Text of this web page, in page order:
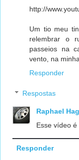
http://
Um tio meu
relembrar o
passeios na
vento, na
Responder
Respostas
Raphael
Esse vídeo é
Responder